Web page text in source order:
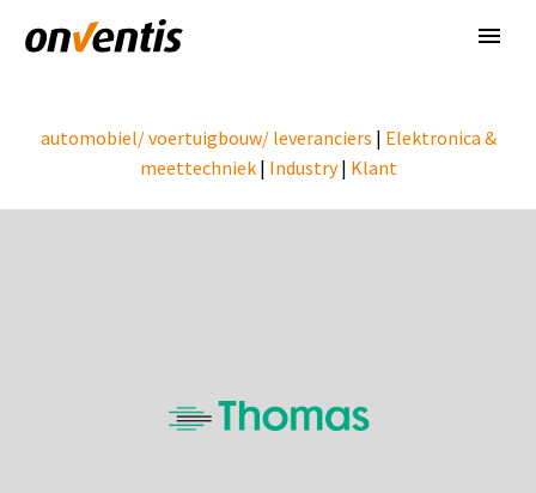
automobiel/ voertuigbouw/ leveranciers | Elektronica &
meettechniek| Industry| Klant